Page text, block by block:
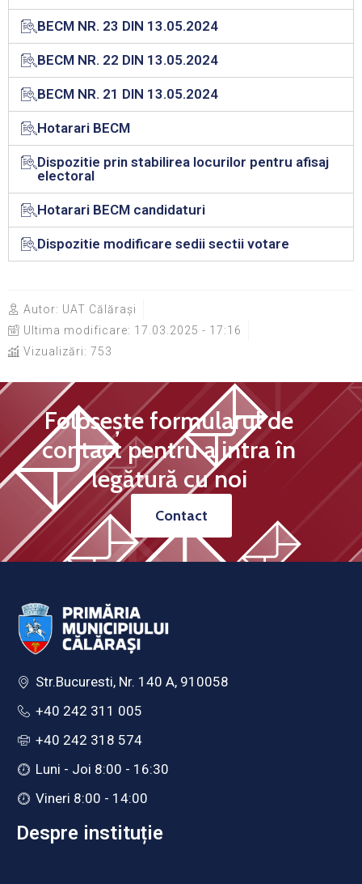
BECM NR. 23 DIN 13.05.2024
BECM NR. 22 DIN 13.05.2024
BECM NR. 21 DIN 13.05.2024
Hotarari BECM
Dispozitie prin stabilirea locurilor pentru afisaj
electoral
Hotarari BECM candidaturi
Dispozitie modificare sedii sectii votare
Autor: UAT Călărași
Ultima modificare: 17.03.2025 - 17:16
Vizualizări: 753
Folosește formularul de
contact pentru a intra în
legătură cu noi
Contact
Str.Bucuresti, Nr. 140 A, 910058
+40 242 311 005
+40 242 318 574
Luni - Joi 8:00 - 16:30
Vineri 8:00 - 14:00
Despre instituție